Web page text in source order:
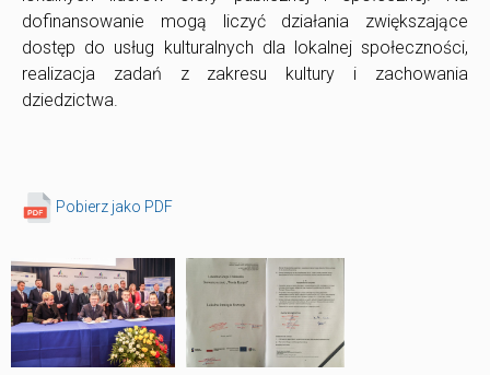
dofinansowanie mogą liczyć działania zwiększające
dostęp do usług kulturalnych dla lokalnej społeczności,
realizacja zadań z zakresu kultury i zachowania
dziedzictwa.
Pobierz jako PDF